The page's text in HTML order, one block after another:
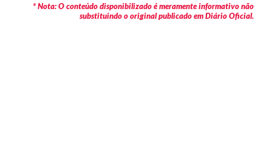
* Nota: O conteúdo disponibilizado é meramente informativo não
substituindo o original publicado em Diário Oficial.